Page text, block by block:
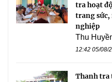
tra hoạt
trang sức,
nghiệp
Thu
12:42 05/08/
Thanh tra